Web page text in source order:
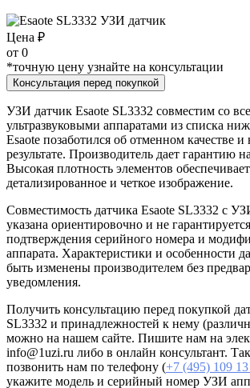
Цена ₽
от 0
*точную цену узнайте на консультации
Консультация перед покупкой
УЗИ датчик Esaote SL3332 совместим со
ультразвуковыми аппаратами из списка
Esaote позаботился об отменном качестве
результате. Производитель дает гарантию
Высокая плотность элементов обеспечивает
детализированное и четкое изображение.
Совместимость датчика Esaote SL3332 с
указана ориентировочно и не
подтверждения серийного номера и
аппарата. Характеристики и особенности
быть изменены производителем без
уведомления.
Получить консультацию перед покупкой
SL3332 и принадлежностей к нему
можно на нашем сайте. Пишите нам на
info@1uzi.ru либо в онлайн консультант.
позвонить нам по телефону (+7 (495) 109
укажите модель и серийный номер УЗИ